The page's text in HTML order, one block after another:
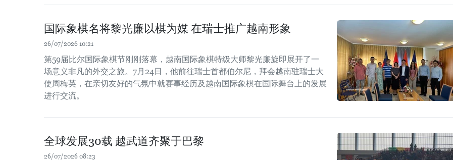
国际象棋名将黎光廉以棋为媒 在瑞士推广越南形象
26/07/2026 10:21
第59届比尔国际象棋节刚刚落幕，越南国际象棋特级大师黎光廉旋即展开了一
场意义非凡的外交之旅。7月24日，他前往瑞士首都伯尔尼，拜会越南驻瑞士大
使周梅英，在亲切友好的气氛中就赛事经历及越南国际象棋在国际舞台上的发展
进行交流。
全球发展30载 越武道齐聚于巴黎
26/07/2026 08:23